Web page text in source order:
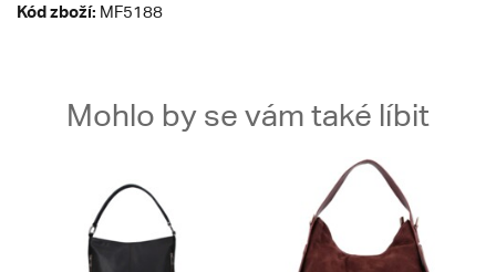
Kód zboží: MF5188
Mohlo by se vám také líbit